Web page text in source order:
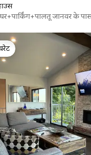
जानवर के